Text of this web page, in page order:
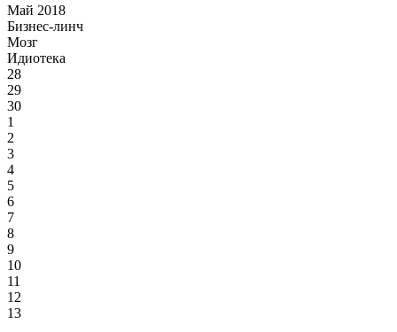
Май 2018
Бизнес-линч
Мозг
Идиотека
28
29
30
1
2
3
4
5
6
7
8
9
10
11
12
13